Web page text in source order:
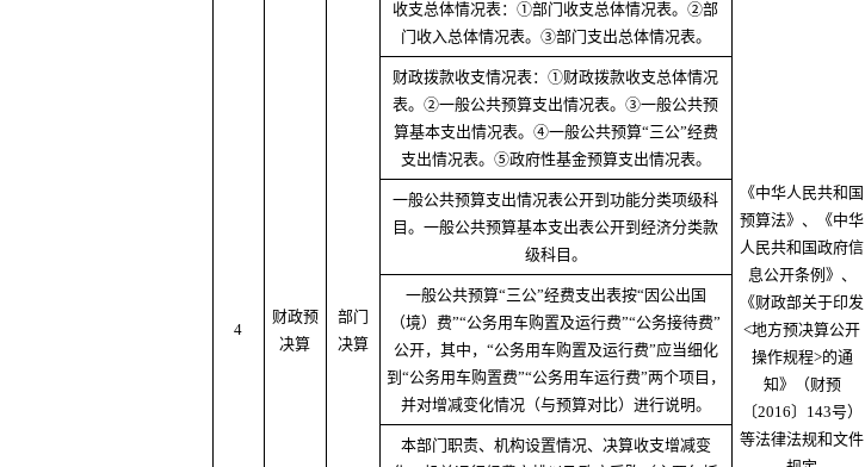
4
财政预
决算
部门
决算
收支总体情况表：①部门收支总体情况表。②部
门收入总体情况表。③部门支出总体情况表。
《中华人民共和国
预算法》、《中华
人民共和国政府信
息公开条例》、
《财政部关于印发
<地方预决算公开
操作规程>的通
知》（财预
〔2016〕143号）
等法律法规和文件
财政拨款收支情况表：①财政拨款收支总体情况
表。②一般公共预算支出情况表。③一般公共预
算基本支出情况表。④一般公共预算“三公”经费
支出情况表。⑤政府性基金预算支出情况表。
一般公共预算支出情况表公开到功能分类项级科
目。一般公共预算基本支出表公开到经济分类款
级科目。
一般公共预算“三公”经费支出表按“因公出国
（境）费”“公务用车购置及运行费”“公务接待费”
公开，其中，“公务用车购置及运行费”应当细化
到“公务用车购置费”“公务用车运行费”两个项目，
并对增减变化情况（与预算对比）进行说明。
本部门职责、机构设置情况、决算收支增减变